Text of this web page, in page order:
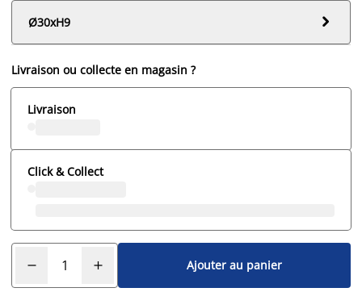
Ø30xH9

Livraison ou collecte en magasin ?
Livraison
Click & Collect
Ajouter au panier